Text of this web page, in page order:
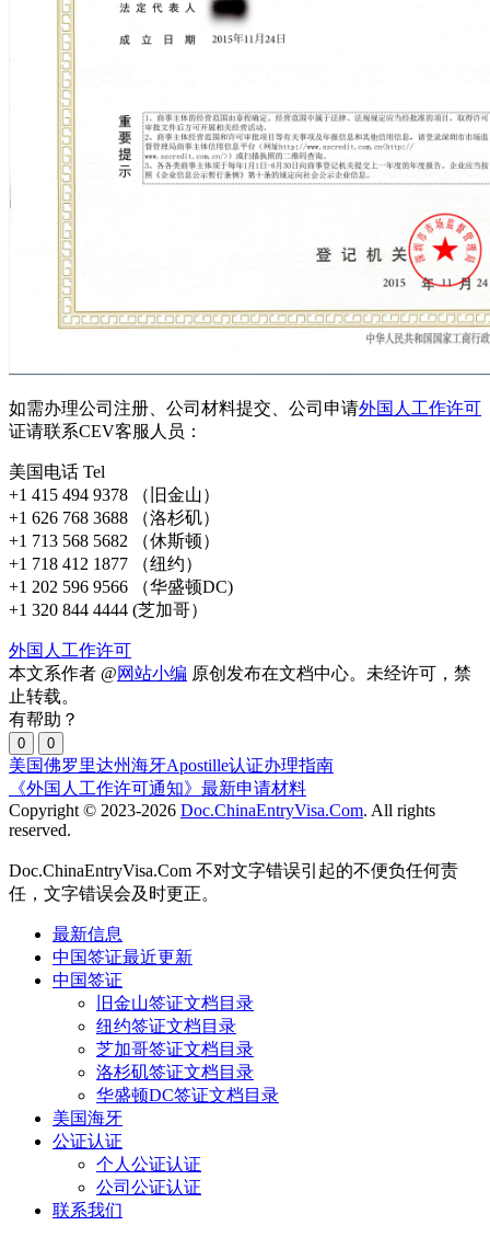
如需办理公司注册、公司材料提交、公司申请外国人工作许可
证请联系CEV客服人员：
美国电话 Tel
+1 415 494 9378‬ （旧金山）
+1 626 768 3688 （洛杉矶）
+1 713 568 5682 （休斯顿）
+1 718 412 1877 （纽约）
+1 ‪202 596 9566‬ （华盛顿DC)
+1 320 844 4444 (芝加哥）
外国人工作许可
本文系作者 @网站小编 原创发布在文档中心。未经许可，禁
止转载。
有帮助？
0 0
美国佛罗里达州海牙Apostille认证办理指南
《外国人工作许可通知》最新申请材料
Copyright © 2023-2026 Doc.ChinaEntryVisa.Com. All rights
reserved.
Doc.ChinaEntryVisa.Com 不对文字错误引起的不便负任何责
任，文字错误会及时更正。
最新信息
中国签证最近更新
中国签证
旧金山签证文档目录
纽约签证文档目录
芝加哥签证文档目录
洛杉矶签证文档目录
华盛顿DC签证文档目录
美国海牙
公证认证
个人公证认证
公司公证认证
联系我们